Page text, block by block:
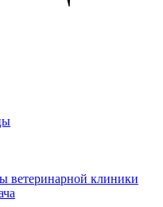
ветеринарной клиники